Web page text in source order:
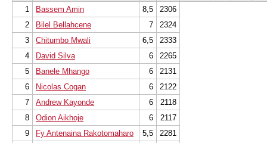
1 Bassem Amin 8,5
2306
2
Bilel Bellahcene 7
2324
3
Chitumbo Mwali 6,5
2333
4
David Silva 6
2265
5
Banele Mhango 6
2131
6
Nicolas Cogan 6
2122
7
Andrew Kayonde 6
2118
8
Odion Aikhoje 6
2117
9
Fy Antenaina Rakotomaharo 5,5
2281